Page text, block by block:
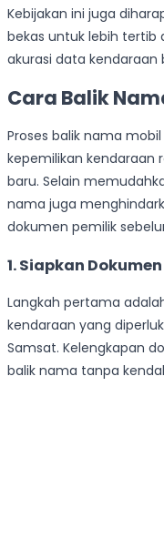
Kebijakan ini juga
bekas untuk lebih tertib
akurasi data kendaraan
Cara Balik
Proses balik nama
kepemilikan
baru. Selain
nama juga
dokumen pemilik
1. Siapkan
Langkah pertama
kendaraan yang
Samsat. Kelengkapan
balik nama tanpa